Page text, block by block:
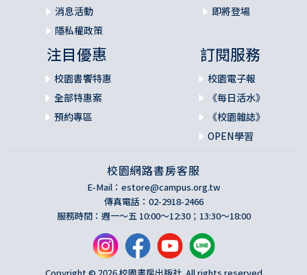
消息活動
隱私權政策
即將登場
注目優惠
校園書饗特惠
全部特惠案
預約專區
訂閱服務
校園電子報
《每日活水》
《校園雜誌》
OPEN學習
校園網路書房客服
E-Mail： estore@campus.org.tw
傳真電話：02-2918-2466
服務時間：週一～五 10:00～12:30；13:30～18:00
Copyright © 2026 校園書房出版社. All rights reserved